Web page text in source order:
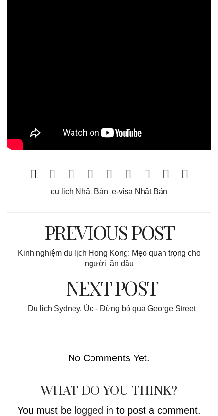
du lịch Nhật Bản, e-visa Nhật Bản
PREVIOUS POST
Kinh nghiệm du lịch Hong Kong: Mẹo quan trọng cho
người lần đầu
NEXT POST
Du lịch Sydney, Úc - Đừng bỏ qua George Street
No Comments Yet.
WHAT DO YOU THINK?
You must be logged in to post a comment.